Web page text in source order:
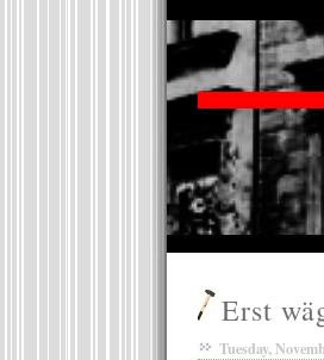
Erst
Tuesday,